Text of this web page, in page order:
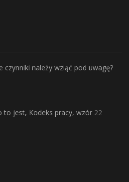
czynniki należy wziąć pod uwagę?
to jest, Kodeks pracy, wzór 22